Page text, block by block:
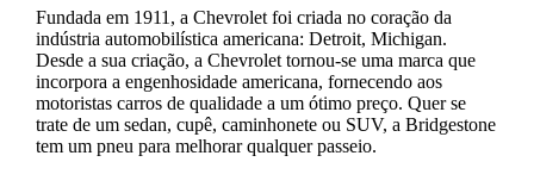
Fundada em 1911, a Chevrolet foi criada no coração da
indústria automobilística americana: Detroit, Michigan.
Desde a sua criação, a Chevrolet tornou-se uma marca que
incorpora a engenhosidade americana, fornecendo aos
motoristas carros de qualidade a um ótimo preço. Quer se
trate de um sedan, cupê, caminhonete ou SUV, a Bridgestone
tem um pneu para melhorar qualquer passeio.